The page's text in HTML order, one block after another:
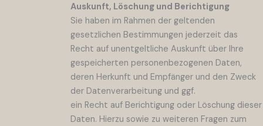
Auskunft, Löschung und Berichtigung
Sie haben im Rahmen der geltenden
gesetzlichen Bestimmungen jederzeit das
Recht auf unentgeltliche Auskunft über Ihre
gespeicherten personenbezogenen Daten,
deren Herkunft und Empfänger und den Zweck
der Datenverarbeitung und ggf.
ein Recht auf Berichtigung oder Löschung dieser
Daten. Hierzu sowie zu weiteren Fragen zum